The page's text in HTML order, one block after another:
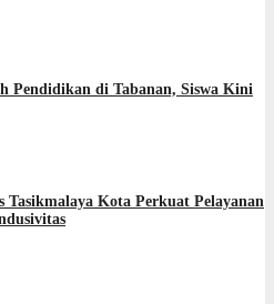
Pendidikan di Tabanan, Siswa Kini
Tasikmalaya Kota Perkuat Pelayanan